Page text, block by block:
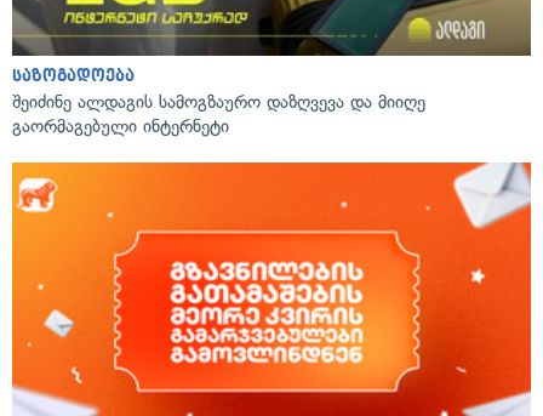
საზოგადოება
შეიძინე ალდაგის სამოგზაურო დაზღვევა და მიიღე
გაორმაგებული ინტერნეტი